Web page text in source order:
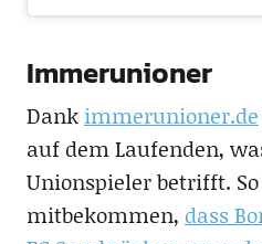
Immerunioner
Dank immerunioner.de
auf dem Laufenden,
Unionspieler betrifft.
mitbekommen, dass